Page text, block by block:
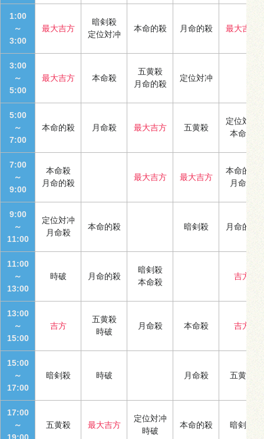
1:00
～
3:00
最大吉方
暗剣殺
定位対冲
本命的殺 月命的殺 最大吉方
3:00
～
5:00
最大吉方 本命殺
五黄殺
月命的殺
定位対冲
5:00
～
7:00
本命的殺 月命殺 最大吉方 五黄殺
定位対冲
本命殺
7:00
～
9:00
本命殺
月命的殺
最大吉方 最大吉方
本命的殺
月命殺
9:00
～
11:00
定位対冲
月命殺
本命的殺 暗剣殺 月命的殺
11:00
～
13:00
時破 月命的殺
暗剣殺
本命殺
吉方
13:00
～
15:00
吉方
五黄殺
時破
月命殺 本命殺 吉方
15:00
～
17:00
暗剣殺 時破 月命殺 五黄殺
17:00
～
五黄殺 最大吉方
定位対冲
時破
本命的殺 暗剣殺